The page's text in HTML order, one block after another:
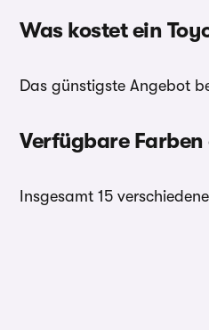
Was kostet ein
Das günstigste Angebot
Verfügbare
Insgesamt 15